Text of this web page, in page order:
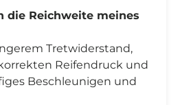
die Reichweite meines
Tretwiderstand,
Reifendruck und
Beschleunigen und